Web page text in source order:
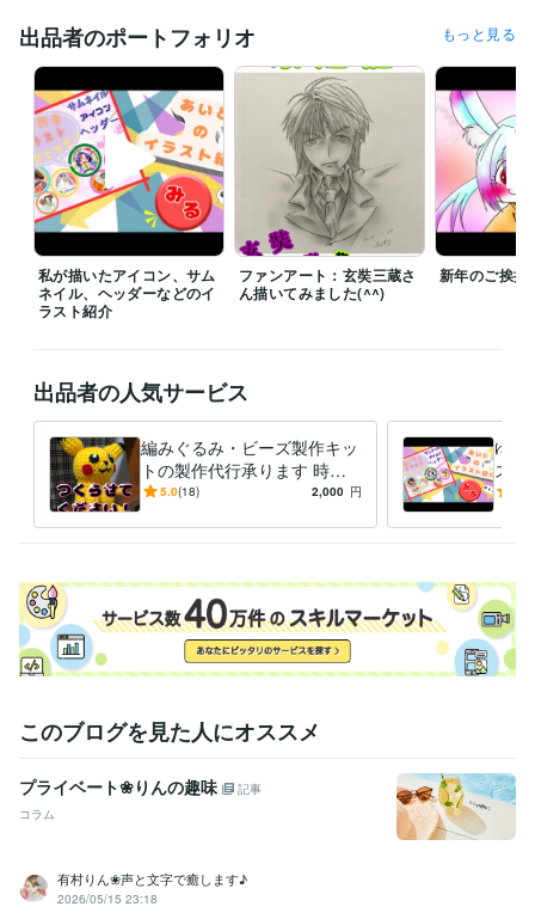
☆AM11：00〜PM22:00☆
※上記以外でのお問い合わせも受け付けております。
ただし、状況によっては即時返答ができない場合がございます。ご了
承下さい。
お問い合わせ・ご依頼について、お気軽にメッセージにてお声がけ下さ
い(^^)
※即時対応を心掛けておりますが、状況によってはすぐに対応できない可
能性がございます。ご了承下さい。
対応可能になり次第返信致しますので、お待ち頂けると嬉しいです。
経験職種
カスタマーサポート・カスタマーサクセス / カスタマーサポート・ヘ
物流・購買 / 調達・購買 経験年数 : 10年
ライフスタイル・その他 / その他
受賞歴
ココナラ　シルバーランク昇格 ココナラ　ブロンズランク降格 ココ
ナラ　シルバーランク再昇格
ココナラ　ゴールドランク昇格 ココナ
ラ　プラチナランク昇格 ココナラ　ゴールド降格
電卓計算能力検定 取得年 : 1997年
日商簿記検定3級 取得年 : 1998年
普通自動車第一種運転免許 取得年 : 2006年
得意分野
趣味 ジグソーパズル 小物作り
イラスト作成・漫画制作 アイコン制作
出品者のポートフォリオ もっと見る
私が描いたアイコン、サム
ネイル、ヘッダーなどのイ
ラスト紹介
ファンアート：玄奘三蔵さ
ん描いてみました(^^)
新年のご挨拶
出品者の人気サービス
編みぐるみ・ビーズ製作キッ
トの製作代行承ります 時間
が無い、苦手なあなたに代わ
5.0(18) 2,000 円
ゆる
スト
イコ
す。
このブログを見た人にオススメ
プライベート❀りんの趣味
記事
コラム
有村りん❀声と文字で癒します♪
2026/05/15 23:18